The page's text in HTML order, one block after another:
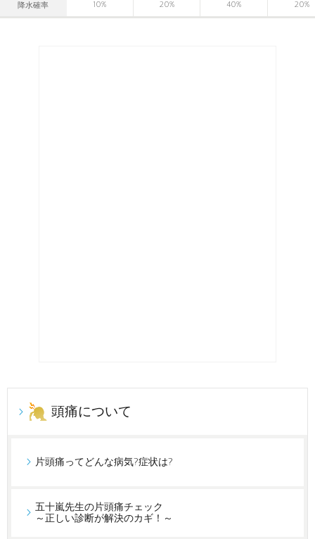
降水確率 10% 20% 40% 20%
頭痛について
片頭痛ってどんな病気?症状は?
五十嵐先生の片頭痛チェック
～正しい診断が解決のカギ！～